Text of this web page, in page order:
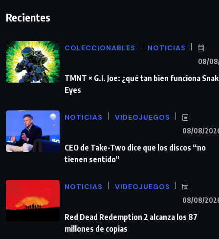
Recientes
COLECCIONABLES NOTICIAS
08/
TMNT × G.I. Joe: ¿qué tan bien funciona
Eyes
NOTICIAS VIDEOJUEGOS
08/08/
CEO de Take-Two dice que los discos “no
tienen sentido”
NOTICIAS VIDEOJUEGOS
08/08/
Red Dead Redemption 2 alcanza los 87
millones de copias